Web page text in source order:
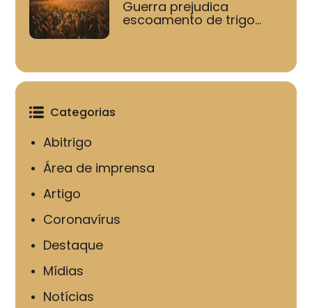
Guerra prejudica
escoamento de trigo...
Categorias
Abitrigo
Área de imprensa
Artigo
Coronavírus
Destaque
Mídias
Notícias